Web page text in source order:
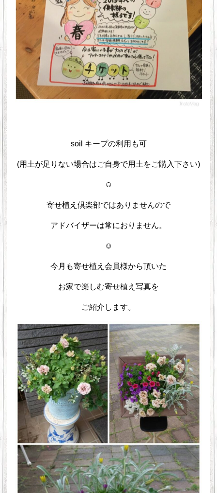
soil キープの利用も可
(用土が足りない場合はご自身で用土をご購入下さい)
☺︎
寄せ植え倶楽部ではありませんので
アドバイザーは常におりません。
☺︎
今月も寄せ植え会員様から頂いた
お家で楽しむ寄せ植え写真を
ご紹介します。